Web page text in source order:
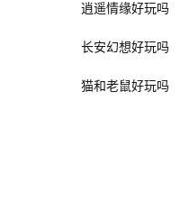
逍遥情缘好玩吗
长安幻想好玩吗
猫和老鼠好玩吗